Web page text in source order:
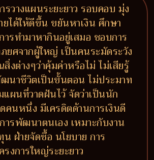
วางแผนระยะยาว รอบคอบ มุ่ง
ยได้ให้ดีขึ้น ขยันหาเงิน ศึกษา
รทำมาหากินอยู่เสมอ ชอบการ
ยศจากผู้ใหญ่ เป็นคนระมัดระวัง
งต่างๆว่าคุ้มค่าหรือไม่ ไม่เสียรู้
นาชีวิตเป็นขั้นตอน ไม่ประมาท
แผนที่วาดฝันไว้ จัดว่าเป็นนัก
คนหนึ่ง มีเครดิตด้านการเงินดี
รพัฒนาตนเอง เหมาะกับงาน
ฝ่ายจัดซื้อ นโยบาย การ
งการใหญ่ระยะยาว